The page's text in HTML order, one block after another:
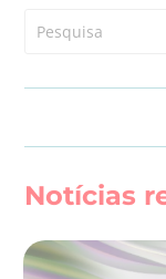
Notícias